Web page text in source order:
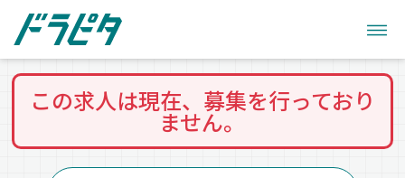
この求人は現在、募集を行っており
ません。